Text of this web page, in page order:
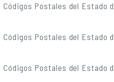
Códigos Postales del Estado
Códigos Postales del Estado
Códigos Postales del Estado